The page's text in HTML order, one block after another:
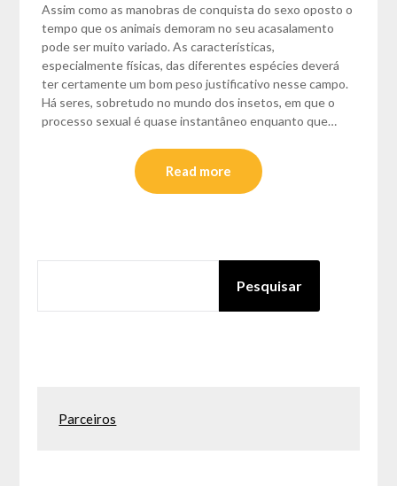
Assim como as manobras de conquista do sexo oposto o
tempo que os animais demoram no seu acasalamento
pode ser muito variado. As características,
especialmente físicas, das diferentes espécies deverá
ter certamente um bom peso justificativo nesse campo.
Há seres, sobretudo no mundo dos insetos, em que o
processo sexual é quase instantâneo enquanto que…
Read more
Pesquisar
Parceiros